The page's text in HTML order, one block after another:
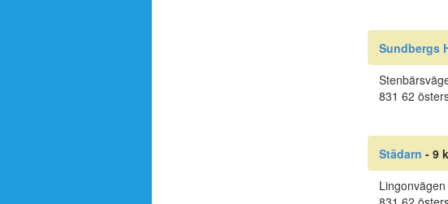
Sundbergs
831 62
Städarn - 9
Lingonvägen